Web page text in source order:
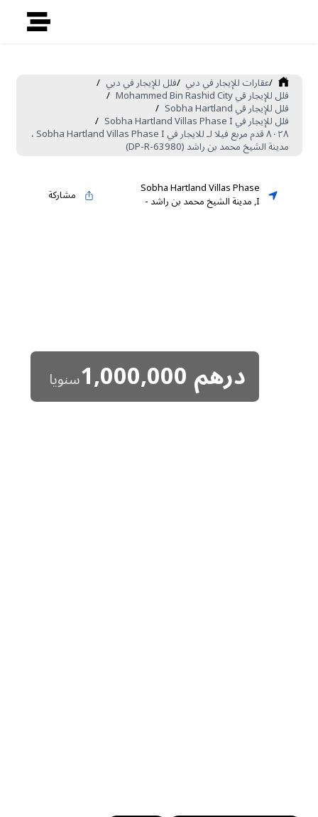
/عقارات للإيجار في دبي /فلل للإيجار في دبي /
فلل للإيجار في Mohammed Bin Rashid City /
فلل للإيجار في Sobha Hartland /
فلل للإيجار في Sobha Hartland Villas Phase I /
٨٠٢٨ قدم مربع فيلا لـ للايجار في Sobha Hartland Villas Phase I ،
مدينة الشيخ محمد بن راشد (DP-R-63980)
Sobha Hartland Villas Phase
I
,مدينة الشيخ محمد بن راشد- مشاركة
درهم1,000,000سنويا